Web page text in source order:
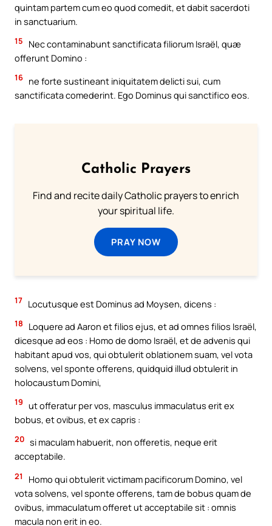
quintam partem cum eo quod comedit, et dabit sacerdoti
in sanctuarium.
15
Nec contaminabunt sanctificata filiorum Israël, quæ
offerunt Domino :
16 ne forte sustineant iniquitatem delicti sui, cum
sanctificata comederint. Ego Dominus qui sanctifico eos.
Catholic Prayers
Find and recite daily Catholic prayers to enrich
your spiritual life.
PRAY NOW
17 Locutusque est Dominus ad Moysen, dicens :
18
Loquere ad Aaron et filios ejus, et ad omnes filios Israël,
dicesque ad eos : Homo de domo Israël, et de advenis qui
habitant apud vos, qui obtulerit oblationem suam, vel vota
solvens, vel sponte offerens, quidquid illud obtulerit in
holocaustum Domini,
19 ut offeratur per vos, masculus immaculatus erit ex
bobus, et ovibus, et ex capris :
20 si maculam habuerit, non offeretis, neque erit
acceptabile.
21
Homo qui obtulerit victimam pacificorum Domino, vel
vota solvens, vel sponte offerens, tam de bobus quam de
ovibus, immaculatum offeret ut acceptabile sit : omnis
macula non erit in eo.